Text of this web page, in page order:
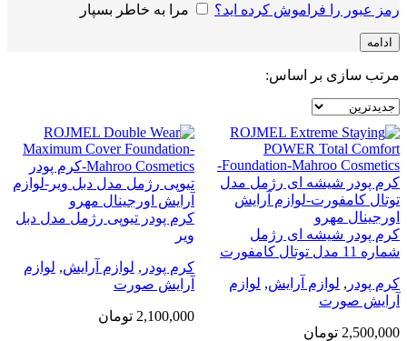
رمز عبور را فراموش کرده اید؟ مرا به خاطر بسپار
ادامه
مرتب سازی بر اساس:
کرم پودر شیشه ای رژمل
شماره 11 مدل توتال کامفورت
کرم پودر , لوازم آرایش, لوازم
آرایش صورت
2,500,000 تومان
کرم پودر تیوپی رژمل مدل دبل
ویر
کرم پودر , لوازم آرایش, لوازم
آرایش صورت
2,100,000 تومان